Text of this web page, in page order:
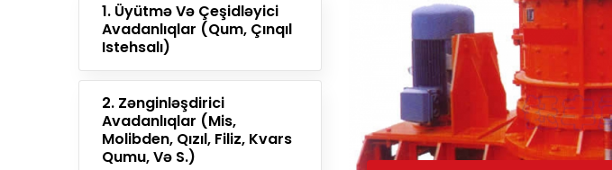
1. Üyütmə Və Çeşidləyici
Avadanlıqlar (qum, Çınqıl
Istehsalı)
2. Zənginləşdirici
Avadanlıqlar (mis,
Molibden, Qızıl, Filiz, Kvars
Qumu, Və S.)